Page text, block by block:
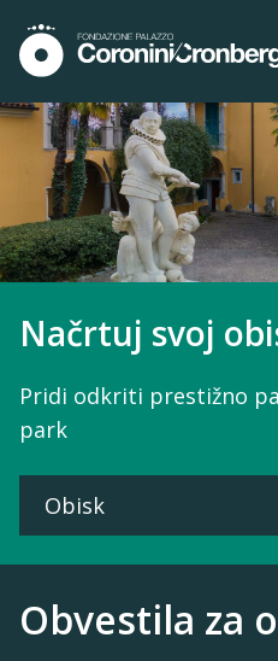
Palazzo Coronini
Načrtuj svoj
Pridi odkriti prestižno
park
Obisk
Obvestila za